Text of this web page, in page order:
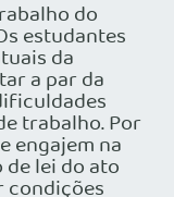
do
estudantes
da
a par da
trabalho. Por
engajem na
lei do ato
condições